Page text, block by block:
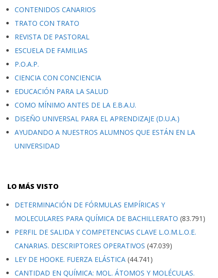
CONTENIDOS CANARIOS
TRATO CON TRATO
REVISTA DE PASTORAL
ESCUELA DE FAMILIAS
P.O.A.P.
CIENCIA CON CONCIENCIA
EDUCACIÓN PARA LA SALUD
COMO MÍNIMO ANTES DE LA E.B.A.U.
DISEÑO UNIVERSAL PARA EL APRENDIZAJE (D.U.A.)
AYUDANDO A NUESTROS ALUMNOS QUE ESTÁN EN LA
UNIVERSIDAD
LO MÁS VISTO
DETERMINACIÓN DE FÓRMULAS EMPÍRICAS Y
MOLECULARES PARA QUÍMICA DE BACHILLERATO (83.791)
PERFIL DE SALIDA Y COMPETENCIAS CLAVE L.O.M.L.O.E.
CANARIAS. DESCRIPTORES OPERATIVOS (47.039)
LEY DE HOOKE. FUERZA ELÁSTICA (44.741)
CANTIDAD EN QUÍMICA: MOL. ÁTOMOS Y MOLÉCULAS.